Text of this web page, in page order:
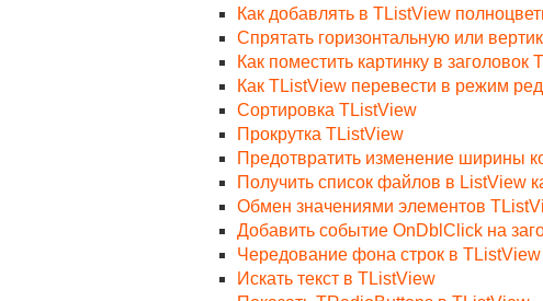
Как добавлять в TListView
Спрятать горизонтальную или
Как поместить картинку в заголовок
Как TListView перевести в режим
Сортировка TListView
Прокрутка TListView
Предотвратить изменение ширины
Получить список файлов в ListView
Обмен значениями элементов
Добавить событие OnDblClick на
Чередование фона строк в TListView
Искать текст в TListView